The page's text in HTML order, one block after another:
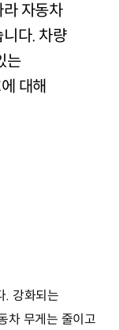
자동차
다. 차량
는
대해
. 강화되는
차 무게는 줄이고